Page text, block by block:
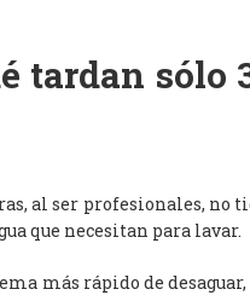
tardan
al ser profesionales, no
que necesitan para lavar.
más rápido de desaguar,